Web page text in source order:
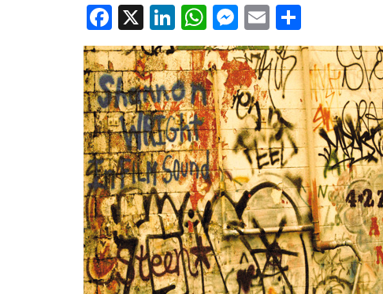
Facebook
X LinkedIn
WhatsApp
Messenger
Email